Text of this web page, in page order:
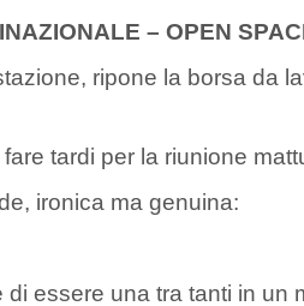
– OPEN
ripone la borsa da
tardi per la riunione
ironica ma genuina:
essere una tra tanti in un